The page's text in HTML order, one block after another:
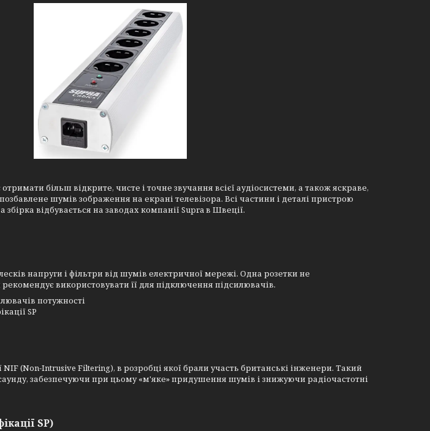
отримати більш відкрите, чисте і точне звучання всієї аудіосистеми, а також яскраве,
шумів зображення на екрані телевізора. Всі частини і деталі пристрою
відбувається на заводах компанії Supra в Швеції.
напруги і фільтри від шумів електричної мережі. Одна розетки не
використовувати її для підключення підсилювачів.
потужності
SP
(Non-Intrusive Filtering), в розробці якої брали участь британські інженери. Такий
забезпечуючи при цьому «м'яке» придушення шумів і знижуючи радіочастотні
SP)